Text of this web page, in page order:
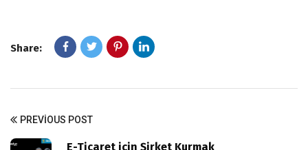
Share:
PREVIOUS POST
E-Ticaret için Şirket Kurmak